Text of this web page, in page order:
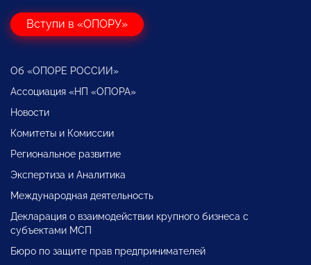
Вступи в «ОПОРУ»
Об «ОПОРЕ РОССИИ»
Ассоциация «НП «ОПОРА»
Новости
Комитеты и Комиссии
Региональное развитие
Экспертиза и Аналитика
Международная деятельность
Декларация о взаимодействии крупного бизнеса с
субъектами МСП
Бюро по защите прав предпринимателей